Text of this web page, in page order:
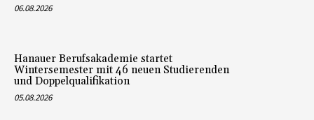
06.08.2026
Hanauer Berufsakademie startet
Wintersemester mit 46 neuen Studierenden
und Doppelqualifikation
05.08.2026